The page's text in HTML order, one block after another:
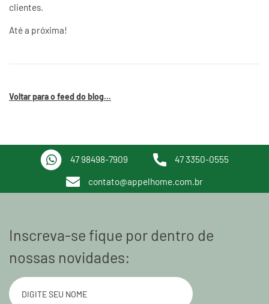
clientes.
Até a próxima!
Voltar para o feed do blog...
47 98498-7909 47 3350-0555
contato@appelhome.com.br
Inscreva-se fique por dentro de
nossas novidades: